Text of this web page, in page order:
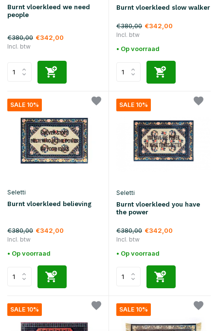
Burnt vloerkleed we need
people
€380,00 €342,00
Incl. btw
Burnt vloerkleed slow walker
€380,00 €342,00
Incl. btw
• Op voorraad
SALE 10%
Seletti
Burnt vloerkleed believing
€380,00 €342,00
Incl. btw
• Op voorraad
SALE 10%
Seletti
Burnt vloerkleed you have
the power
€380,00 €342,00
Incl. btw
• Op voorraad
SALE 10% SALE 10%